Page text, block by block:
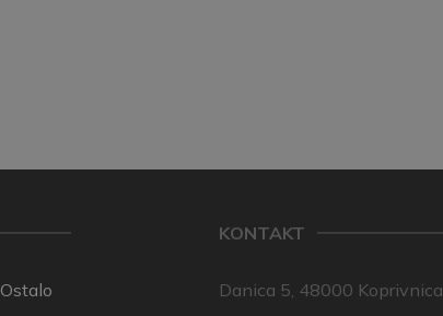
Ostalo
KONTAKT
Danica 5, 48000 Koprivnica